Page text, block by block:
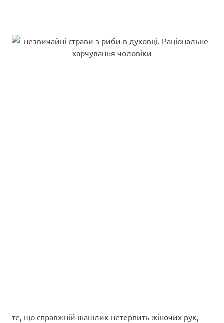
те, що справжній шашлик нетерпить жіночих рук,